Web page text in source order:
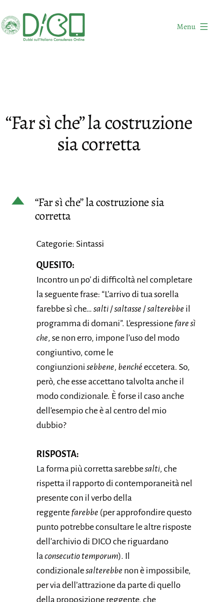
al
contenuto
Online
Menu
“Far sì che” la costruzione
sia corretta
D
“Far sì che” la costruzione sia
corretta
Categorie: Sintassi
QUESITO:
Incontro un po’ di difficoltà nel completare
la seguente frase: “L’arrivo di tua sorella
farebbe sì che… salti /saltasse /salterebbe il
programma di domani”. L’espressione fare sì
che, se non erro, impone l’uso del modo
congiuntivo, come le
congiunzioni sebbene, benché eccetera. So,
però, che esse accettano talvolta anche il
modo condizionale. È forse il caso anche
dell’esempio che è al centro del mio
dubbio?
RISPOSTA:
La forma più corretta sarebbesalti, che
rispetta il rapporto di contemporaneità nel
presente con il verbo della
reggente farebbe (per approfondire questo
punto potrebbe consultare le altre risposte
dell’archivio di DICO che riguardano
laconsecutio temporum). Il
condizionalesalterebbe non è impossibile,
per via dell’attrazione da parte di quello
della proposizione reggente, che